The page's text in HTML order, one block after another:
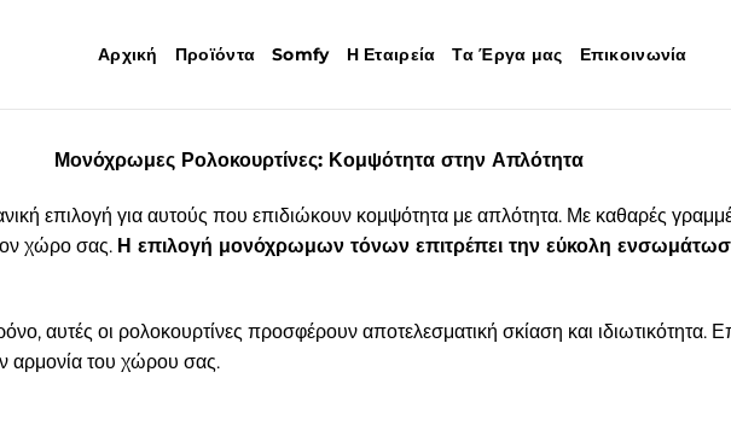
Αρχική Προϊόντα Somfy Η Εταιρεία Τα Έργα μας Επικοινωνία
Μονόχρωμες Ρολοκουρτίνες: Κομψότητα στην Απλότητα
επιλογή για αυτούς που επιδιώκουν κομψότητα με απλότητα. Με καθαρές
χώρο σας. Η επιλογή μονόχρωμων τόνων επιτρέπει την εύκολη
αυτές οι ρολοκουρτίνες προσφέρουν αποτελεσματική σκίαση και ιδιωτικότητα.
αρμονία του χώρου σας.